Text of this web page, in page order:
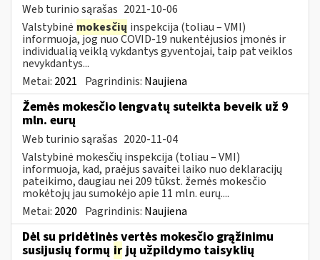
Web turinio sąrašas 2021-10-06
Valstybinė mokesčių inspekcija (toliau – VMI)
informuoja, jog nuo COVID-19 nukentėjusios įmonės ir
individualią veiklą vykdantys gyventojai, taip pat veiklos
nevykdantys...
Metai: 2021 Pagrindinis: Naujiena
Žemės mokesčio lengvatų suteikta beveik už 9
mln. eurų
Web turinio sąrašas 2020-11-04
Valstybinė mokesčių inspekcija (toliau – VMI)
informuoja, kad, praėjus savaitei laiko nuo deklaracijų
pateikimo, daugiau nei 209 tūkst. žemės mokesčio
mokėtojų jau sumokėjo apie 11 mln. eurų....
Metai: 2020 Pagrindinis: Naujiena
Dėl su pridėtinės vertės mokesčio grąžinimu
susijusių formų irjų užpildymo taisyklių